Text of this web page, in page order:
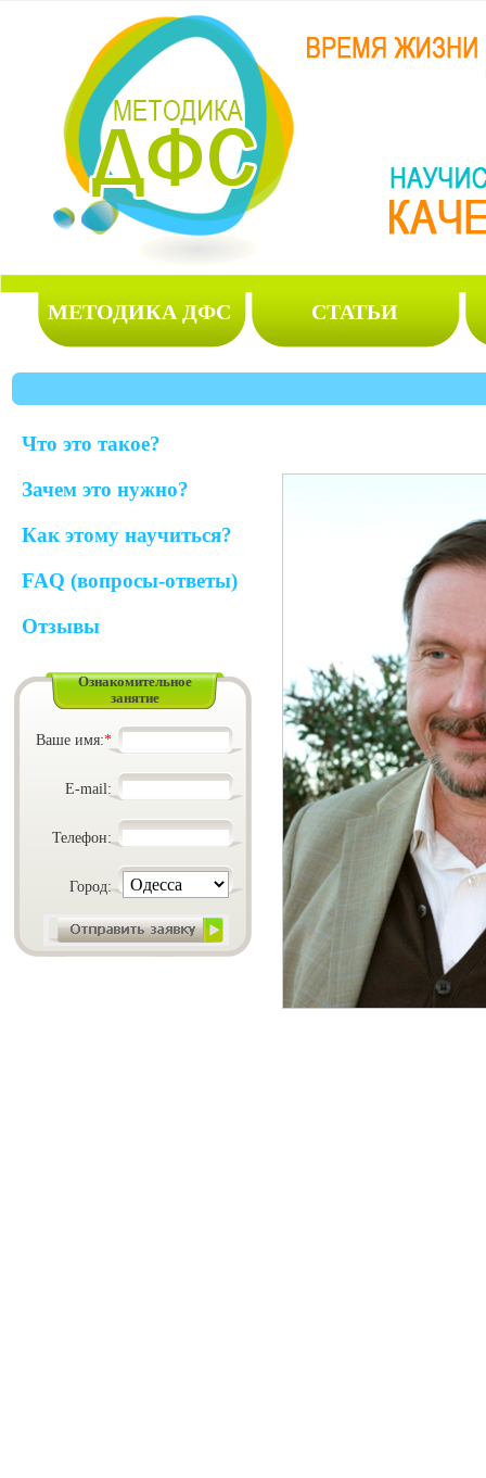
МЕТОДИКА ДФС СТАТЬИ
Что это такое?
Зачем это нужно?
Как этому научиться?
FAQ (вопросы-ответы)
Отзывы
Ознакомительное
занятие
Ваше имя:*
E-mail:
Телефон:
Город: